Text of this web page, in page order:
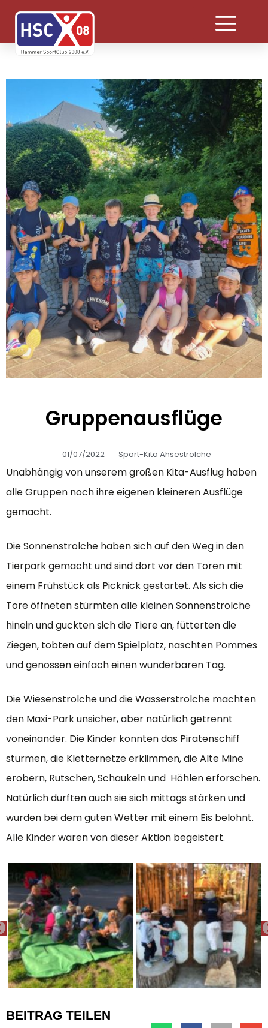
Gruppenausflüge
01/07/2022 Sport-Kita Ahsestrolche
Unabhängig von unserem großen Kita-Ausflug haben
alle Gruppen noch ihre eigenen kleineren Ausflüge
gemacht.
Die Sonnenstrolche haben sich auf den Weg in den
Tierpark gemacht und sind dort vor den Toren mit
einem Frühstück als Picknick gestartet. Als sich die
Tore öffneten stürmten alle kleinen Sonnenstrolche
hinein und guckten sich die Tiere an, fütterten die
Ziegen, tobten auf dem Spielplatz, naschten Pommes
und genossen einfach einen wunderbaren Tag.
Die Wiesenstrolche und die Wasserstrolche machten
den Maxi-Park unsicher, aber natürlich getrennt
voneinander. Die Kinder konnten das Piratenschiff
stürmen, die Kletternetze erklimmen, die Alte Mine
erobern, Rutschen, Schaukeln und Höhlen erforschen.
Natürlich durften auch sie sich mittags stärken und
wurden bei dem guten Wetter mit einem Eis belohnt.
Alle Kinder waren von dieser Aktion begeistert.
PREVIOUS
BEITRAG TEILEN